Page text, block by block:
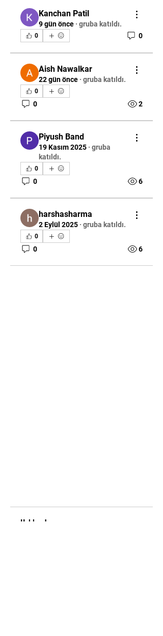
Kanchan Patil
9 gün önce · gruba katıldı.
0 0
Aish Nawalkar
22 gün önce · gruba katıldı.
0
0 2
Piyush Band
19 Kasım 2025 · gruba
katıldı.
0
0 6
harshasharma
2 Eylül 2025 · gruba katıldı.
0
0 6
Hakkında